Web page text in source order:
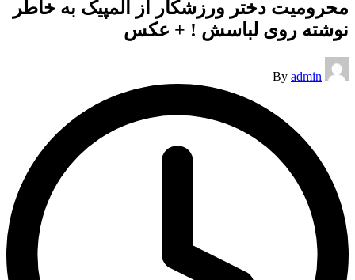
محرومیت دختر ورزشکار از المپیک به خاطر
نوشته روی لباسش ! + عکس
Posted
by
By admin